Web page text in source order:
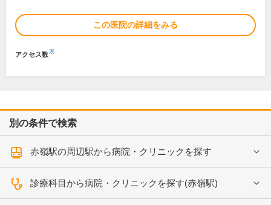
この医院の詳細をみる
アクセス数※
別の条件で検索
赤嶺駅の周辺駅から病院・クリニックを探す
診療科目から病院・クリニックを探す(赤嶺駅)